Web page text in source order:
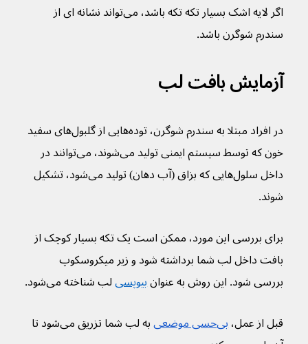
اگر لایه اشک بسیار تکه تکه باشد، می‌تواند نشانه ای از
سندرم شوگرن باشد.
آزمایش بافت لب
در افراد مبتلا به سندرم شوگرن، توده‌هایی از گلبول‌های سفید
خون که توسط سیستم ایمنی تولید می‌شوند، می‌توانند در
داخل سلول‌هایی که بزاق (آب دهان) تولید می‌شود، تشکیل
شوند.
برای بررسی این مورد، ممکن است یک تکه بسیار کوچک از
بافت داخل لب شما برداشته شود و زیر میکروسکوپ
بررسی شود. این روش به عنوان بیوپسی لب شناخته می‌شود.
قبل از عمل، بی‌حسی موضعی
به لب شما تزریق می‌شود تا